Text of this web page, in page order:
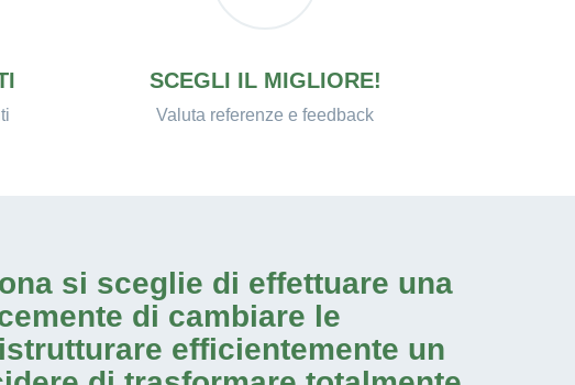
SCEGLI IL MIGLIORE!
Valuta referenze e feedback
si sceglie di effettuare una
di cambiare le
efficientemente un